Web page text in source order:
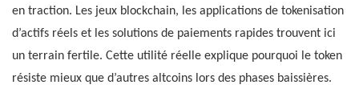
en traction. Les jeux blockchain, les applications de tokenisation
d’actifs réels et les solutions de paiements rapides trouvent ici
un terrain fertile. Cette utilité réelle explique pourquoi le token
résiste mieux que d’autres altcoins lors des phases baissières.